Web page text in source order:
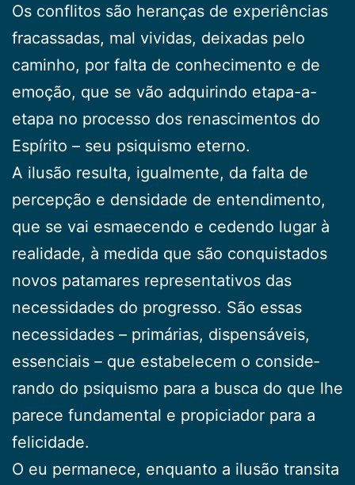
Os conflitos são heranças de experiências
fracassa­das, mal vividas, deixadas pelo
caminho, por falta de conhecimento e de
emoção, que se vão adquirindo eta­pa-a-
etapa no processo dos renascimentos do
Espírito – seu psiquismo eterno.
A ilusão resulta, igualmente, da falta de
percepção e densidade de entendimento,
que se vai esmaecendo e cedendo lugar à
realidade, à medida que são conquis­tados
novos patamares representativos das
necessida­des do progresso. São essas
necessidades – primárias, dispensáveis,
essenciais – que estabelecem o conside­
rando do psiquismo para a busca do que lhe
parece fundamental e propiciador para a
felicidade.
O eu permanece, enquanto a ilusão transita